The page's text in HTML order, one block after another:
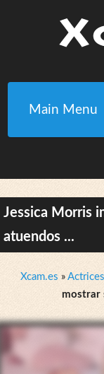
Main Menu
Jessica Morris
atuendos ...
Xcam.es »
mostrar